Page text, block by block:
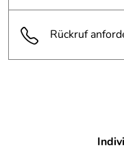
Rückruf